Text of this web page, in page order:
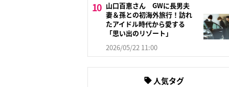
山口百恵さん GWに長男夫
妻＆孫との初海外旅行！訪れ
たアイドル時代から愛する
「思い出のリゾート」
2026/05/22 11:00
人気タグ